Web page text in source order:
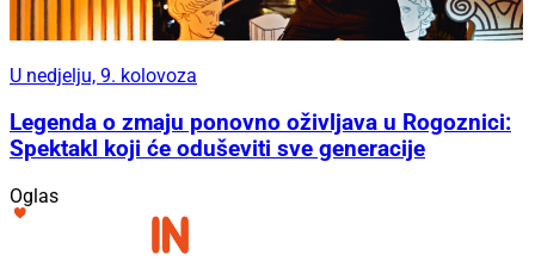
U nedjelju, 9. kolovoza
Legenda o zmaju ponovno oživljava u Rogoznici:
Spektakl koji će oduševiti sve generacije
Oglas